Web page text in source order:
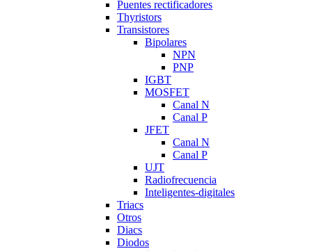
Puentes rectificadores
Thyristors
Transistores
Bipolares
NPN
PNP
IGBT
MOSFET
Canal N
Canal P
JFET
Canal N
Canal P
UJT
Radiofrecuencia
Inteligentes-digitales
Triacs
Otros
Diacs
Diodos